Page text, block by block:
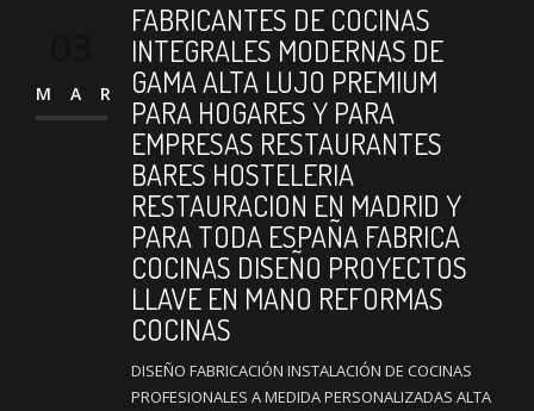
MAR
FABRICANTES DE COCINAS
INTEGRALES MODERNAS DE
GAMA ALTA LUJO PREMIUM
PARA HOGARES Y PARA
EMPRESAS RESTAURANTES
BARES HOSTELERIA
RESTAURACION EN MADRID Y
PARA TODA ESPAÑA FABRICA
COCINAS DISEÑO PROYECTOS
LLAVE EN MANO REFORMAS
COCINAS
DISEÑO FABRICACIÓN INSTALACIÓN DE COCINAS
PROFESIONALES A MEDIDA PERSONALIZADAS ALTA